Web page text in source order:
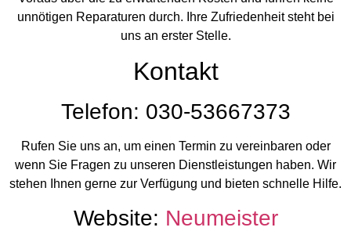
unnötigen Reparaturen durch. Ihre Zufriedenheit steht bei
uns an erster Stelle.
Kontakt
Telefon: 030-53667373
Rufen Sie uns an, um einen Termin zu vereinbaren oder
wenn Sie Fragen zu unseren Dienstleistungen haben. Wir
stehen Ihnen gerne zur Verfügung und bieten schnelle Hilfe.
Website: Neumeister